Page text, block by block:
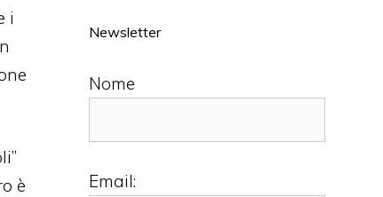
i
è
Newsletter
Nome
Email: